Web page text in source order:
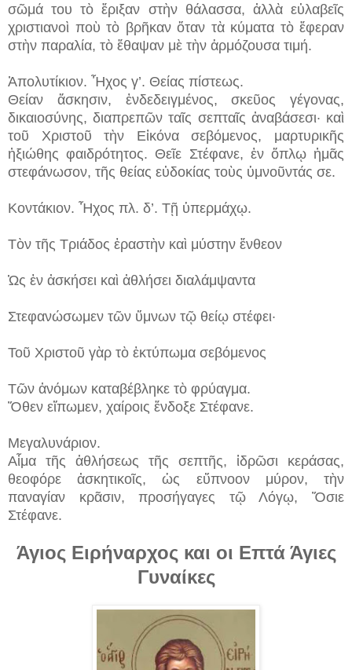
σῶμά του τὸ ἔριξαν στὴν θάλασσα, ἀλλὰ εὐλαβεῖς
χριστιανοὶ ποὺ τὸ βρῆκαν ὅταν τὰ κύματα τὸ ἔφεραν
στὴν παραλία, τὸ ἔθαψαν μὲ τὴν ἁρμόζουσα τιμή.
Ἀπολυτίκιον. Ἦχος γ’. Θείας πίστεως.
Θείαν ἄσκησιν, ἐνδεδειγμένος, σκεῦος γέγονας,
δικαιοσύνης, διαπρεπῶν ταῖς σεπταῖς ἀναβάσεσι· καὶ
τοῦ Χριστοῦ τὴν Εἰκόνα σεβόμενος, μαρτυρικῆς
ἠξιώθης φαιδρότητος. Θεῖε Στέφανε, ἐν ὅπλῳ ἡμᾶς
στεφάνωσον, τῆς θείας εὐδοκίας τοὺς ὑμνοῦντάς σε.
Κοντάκιον. Ἦχος πλ. δ’. Τῇ ὑπερμάχῳ.
Τὸν τῆς Τριάδος ἐραστὴν καὶ μύστην ἔνθεον
Ὡς ἐν ἀσκήσει καὶ ἀθλήσει διαλάμψαντα
Στεφανώσωμεν τῶν ὕμνων τῷ θείῳ στέφει·
Τοῦ Χριστοῦ γὰρ τὸ ἐκτύπωμα σεβόμενος
Τῶν ἀνόμων καταβέβληκε τὸ φρύαγμα.
Ὅθεν εἴπωμεν, χαίροις ἔνδοξε Στέφανε.
Μεγαλυνάριον.
Αἷμα τῆς ἀθλήσεως τῆς σεπτῆς, ἱδρῶσι κεράσας,
θεοφόρε ἀσκητικοῖς, ὡς εὔπνοον μύρον, τὴν
παναγίαν κρᾶσιν, προσήγαγες τῷ Λόγῳ, Ὅσιε
Στέφανε.
Άγιος Ειρήναρχος και οι Επτά Άγιες
Γυναίκες